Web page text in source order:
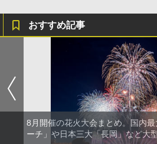
おすすめ記事
8月開催の花火大会まとめ。国内
ーチ」や日本三大「長岡」など大